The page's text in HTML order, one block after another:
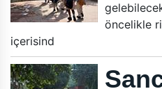
öncelikle
içerisind